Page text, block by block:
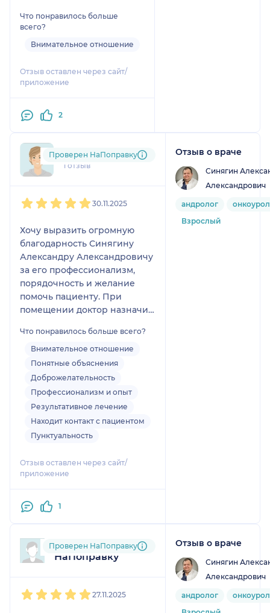
положительный. Доктор
авторитетом и уважением
Желаю дальнейшего
карьерного роста и
Что понравилось больше
всего?
Внимательное отношение
Отзыв оставлен через сайт/
приложение
2
vs.....@....com
1 отзыв
Проверен НаПоправку
30.11.2025
Хочу выразить огромную
благодарность Синягину
Александру Александровичу
за его профессионализм,
порядочность и желание
помочь пациенту. При
помещении доктор назначил
на выздоровление !!!
Спасибо!!!
Что понравилось больше всего?
Внимательное отношение
Понятные объяснения
Доброжелательность
Профессионализм и опыт
Результативное лечение
Находит контакт с пациентом
Пунктуальность
Отзыв оставлен через сайт/
приложение
1
Отзыв о враче
Синягин
Александрович
андролог
Взрослый
Пользователь
НаПоправку
Проверен НаПоправку
27.11.2025
Отзыв о враче
Синягин
Александрович
андролог